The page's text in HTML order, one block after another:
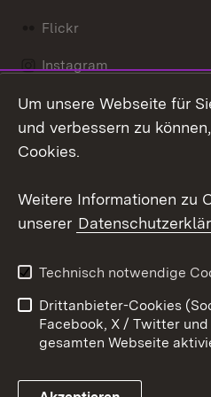
Flickr
Instagram
Social Wall
Barrierefreiheit
Impressum
Um unsere Webseite für
und verbessern zu
Cookies.
Weitere Informationen zu
unserer
Technisch notwendige
Drittanbieter-Cookies
Facebook, X / Twitter
gesamten Webseite